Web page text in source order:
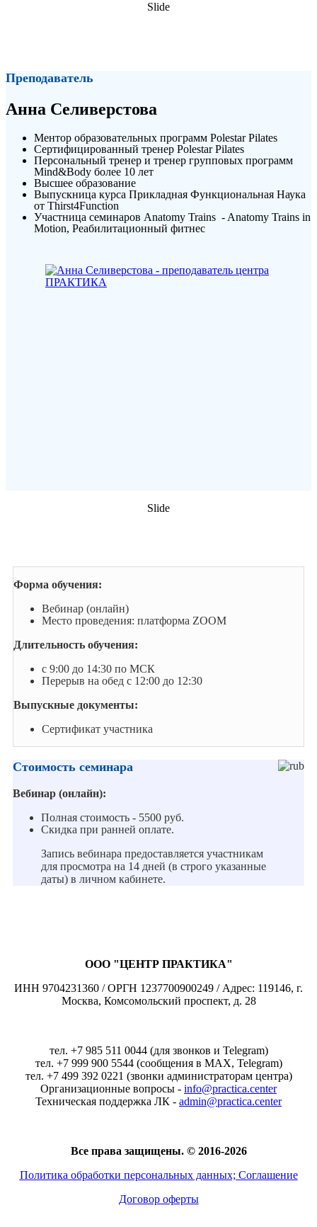
Slide
Преподаватель
Анна Селиверстова
Ментор образовательных программ Polestar Pilates
Сертифицированный тренер Polestar Pilates
Персональный тренер и тренер групповых программ
Mind&Body более 10 лет
Высшее образование
Выпускница курса Прикладная Функциональная Наука
от Thirst4Function
Участница семинаров Anatomy Trains - Anatomy Trains in
Motion, Реабилитационный фитнес
Slide
Форма обучения:
Вебинар (онлайн)
Место проведения: платформа ZOOM
Длительность обучения:
с 9:00 до 14:30 по МСК
Перерыв на обед с 12:00 до 12:30
Выпускные документы:
Сертификат участника
Стоимость семинара
Вебинар (онлайн):
Полная стоимость - 5500 руб.
Скидка при ранней оплате.
Запись вебинара предоставляется участникам
для просмотра на 14 дней (в строго указанные
даты) в личном кабинете.
ООО "ЦЕНТР ПРАКТИКА"
ИНН 9704231360 / ОРГН 1237700900249 / Адрес: 119146, г.
Москва, Комсомольский проспект, д. 28
тел. +7 985 511 0044 (для звонков и Telegram)
тел. +7 999 900 5544 (сообщения в MAX, Telegram)
тел. +7 499 392 0221 (звонки администраторам центра)
Организационные вопросы - info@practica.center
Техническая поддержка ЛК - admin@practica.center
Все права защищены. © 2016-2026
Политика обработки персональных данных; Соглашение
Договор оферты